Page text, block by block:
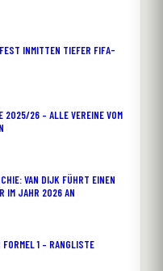
INMITTEN TIEFER FIFA-
2025/26 – ALLE VEREINE VOM
VAN DIJK FÜHRT EINEN
IM JAHR 2026 AN
1 – RANGLISTE